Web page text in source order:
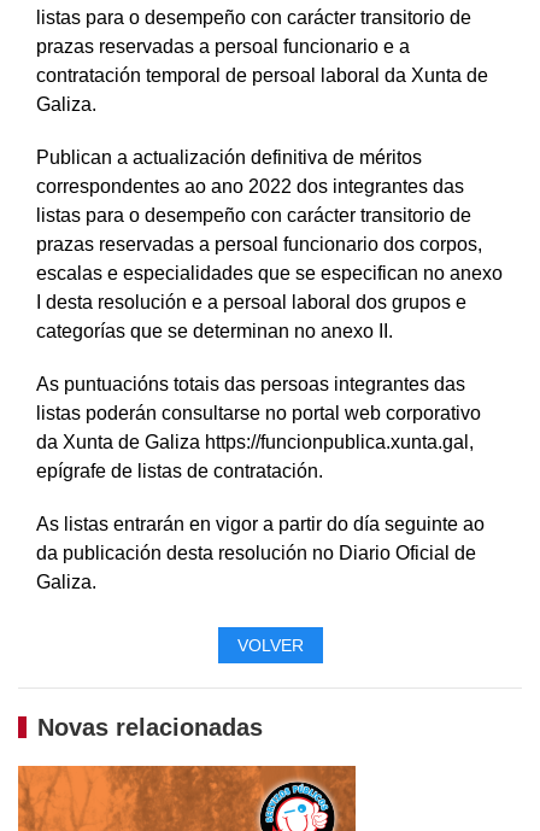
listas para o desempeño con carácter transitorio de
prazas reservadas a persoal funcionario e a
contratación temporal de persoal laboral da Xunta de
Galiza.
Publican a actualización definitiva de méritos
correspondentes ao ano 2022 dos integrantes das
listas para o desempeño con carácter transitorio de
prazas reservadas a persoal funcionario dos corpos,
escalas e especialidades que se especifican no anexo
I desta resolución e a persoal laboral dos grupos e
categorías que se determinan no anexo II.
As puntuacións totais das persoas integrantes das
listas poderán consultarse no portal web corporativo
da Xunta de Galiza https://funcionpublica.xunta.gal,
epígrafe de listas de contratación.
As listas entrarán en vigor a partir do día seguinte ao
da publicación desta resolución no Diario Oficial de
Galiza.
VOLVER
Novas relacionadas